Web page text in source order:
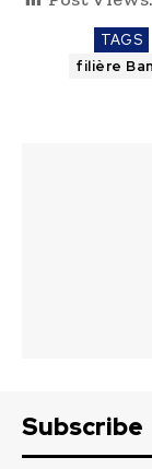
TAGS
filière
Subscribe